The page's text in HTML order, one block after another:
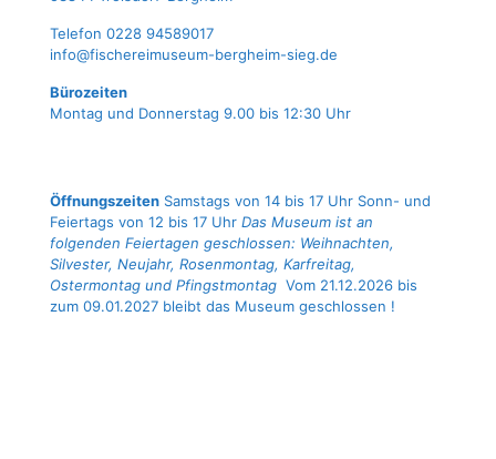
Tele­fon 0228 94589017
info@fischereimuseum-bergheim-sieg.de
Büro­zei­ten
Mon­tag und Don­ners­tag 9.00 bis 12:30 Uhr
Öffnungszeiten Samstags von 14 bis 17 Uhr Sonn- und
Feiertags von 12 bis 17 Uhr Das Museum ist an
folgenden Feiertagen geschlossen: Weihnachten,
Silvester, Neujahr, Rosenmontag, Karfreitag,
Ostermontag und Pfingstmontag Vom 21.12.2026 bis
zum 09.01.2027 bleibt das Museum geschlossen !